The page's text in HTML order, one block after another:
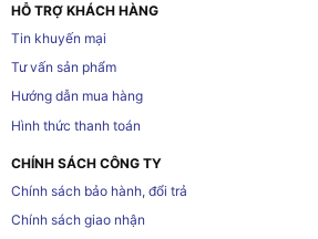
HỖ TRỢ KHÁCH HÀNG
Tin khuyến mại
Tư vấn sản phẩm
Hướng dẫn mua hàng
Hình thức thanh toán
CHÍNH SÁCH CÔNG TY
Chính sách bảo hành, đổi trả
Chính sách giao nhận